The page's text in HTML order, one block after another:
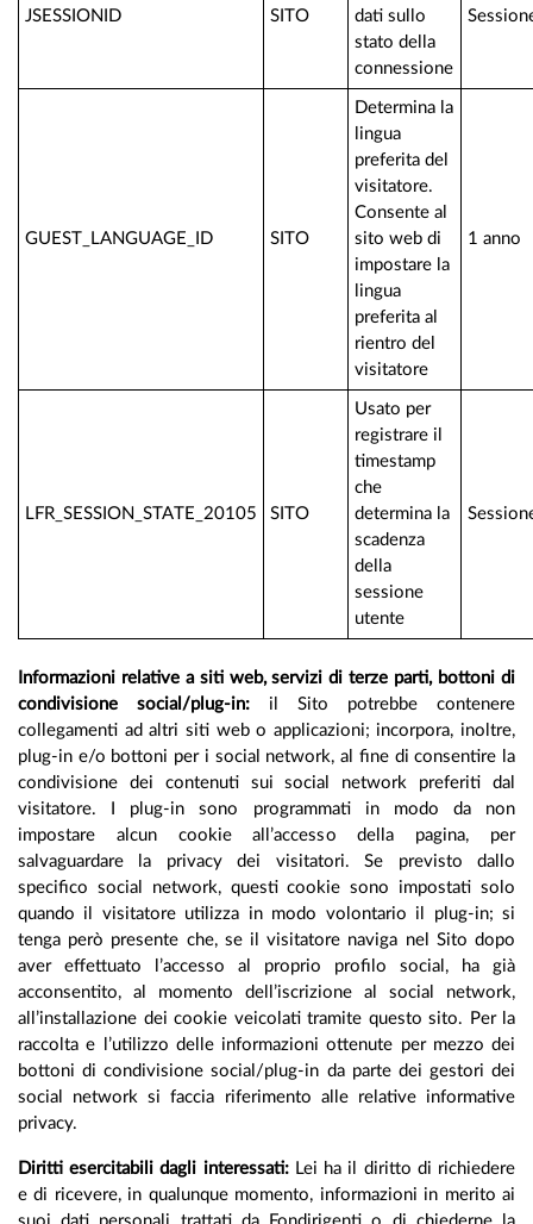
JSESSIONID SITO
dati sullo
stato della
connessione
GUEST_LANGUAGE_ID SITO
Determina la
lingua
preferita del
visitatore.
Consente al
sito web di
impostare la
lingua
preferita al
rientro del
visitatore
1 anno
LFR_SESSION_STATE_20105 SITO
Usato per
registrare il
timestamp
che
determina la
scadenza
della
sessione
utente
Informazioni relative a siti web, servizi di terze parti, bottoni di
condivisione social/plug-in: il Sito potrebbe contenere
collegamenti ad altri siti web o applicazioni; incorpora, inoltre,
plug-in e/o bottoni per i social network, al fine di consentire la
condivisione dei contenuti sui social network preferiti dal
visitatore. I plug-in sono programmati in modo da non
impostare alcun cookie all’accesso della pagina, per
salvaguardare la privacy dei visitatori. Se previsto dallo
specifico social network, questi cookie sono impostati solo
quando il visitatore utilizza in modo volontario il plug-in; si
tenga però presente che, se il visitatore naviga nel Sito dopo
aver effettuato l’accesso al proprio profilo social, ha già
acconsentito, al momento dell’iscrizione al social network,
all’installazione dei cookie veicolati tramite questo sito. Per la
raccolta e l’utilizzo delle informazioni ottenute per mezzo dei
bottoni di condivisione social/plug-in da parte dei gestori dei
social network si faccia riferimento alle relative informative
privacy.
Diritti esercitabili dagli interessati:Lei ha il diritto di richiedere
e di ricevere, in qualunque momento, informazioni in merito ai